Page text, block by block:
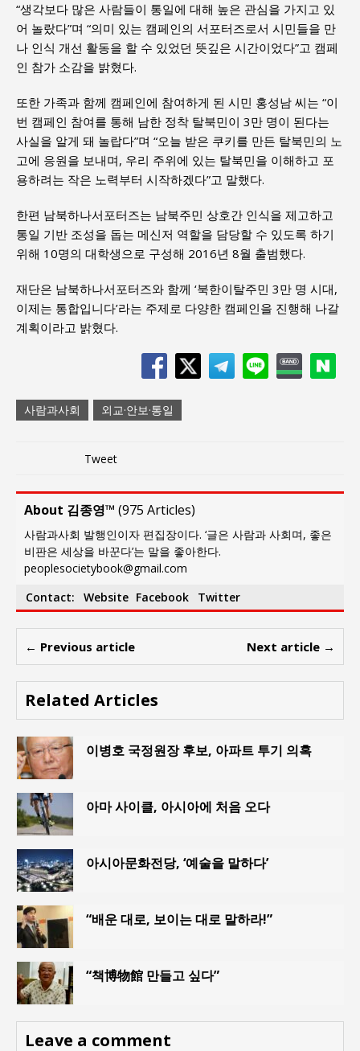
“생각보다 많은 사람들이 통일에 대해 높은 관심을 가지고 있
어 놀랐다”며 “의미 있는 캠페인의 서포터즈로서 시민들을 만
나 인식 개선 활동을 할 수 있었던 뜻깊은 시간이었다”고 캠페
인 참가 소감을 밝혔다.
또한 가족과 함께 캠페인에 참여하게 된 시민 홍성남 씨는 “이
번 캠페인 참여를 통해 남한 정착 탈북민이 3만 명이 된다는
사실을 알게 돼 놀랍다”며 “오늘 받은 쿠키를 만든 탈북민의 노
고에 응원을 보내며, 우리 주위에 있는 탈북민을 이해하고 포
용하려는 작은 노력부터 시작하겠다”고 말했다.
한편 남북하나서포터즈는 남북주민 상호간 인식을 제고하고
통일 기반 조성을 돕는 메신저 역할을 담당할 수 있도록 하기
위해 10명의 대학생으로 구성해 2016년 8월 출범했다.
재단은 남북하나서포터즈와 함께 ‘북한이탈주민 3만 명 시대,
이제는 통합입니다’라는 주제로 다양한 캠페인을 진행해 나갈
계획이라고 밝혔다.
사람과사회 외교·안보·통일
Tweet
About 김종영™ (975 Articles)
사람과사회 발행인이자 편집장이다. ‘글은 사람과 사회며, 좋은
비판은 세상을 바꾼다’는 말을 좋아한다.
peoplesocietybook@gmail.com
Contact:
Website Facebook Twitter
← Previous article Next article →
Related Articles
이병호 국정원장 후보, 아파트 투기 의혹
아마 사이클, 아시아에 처음 오다
아시아문화전당, ‘예술을 말하다’
“배운 대로, 보이는 대로 말하라!”
“책博物館 만들고 싶다”
Leave a comment